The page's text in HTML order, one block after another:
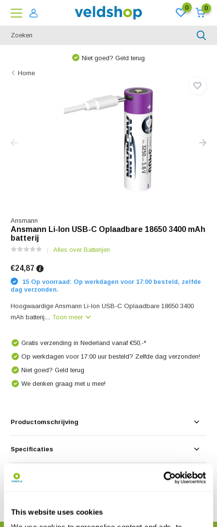
This website uses cookies
0 0
Niet goed? Geld terug
Home
Ansmann
Ansmann Li-Ion USB-C Oplaadbare 18650 3400 mAh
batterij
Alles over Batterijen
€24,87
15 Op voorraad: Op werkdagen voor 17:00 besteld, zelfde
dag verzonden.
Hoogwaardige Ansmann Li-Ion USB-C Oplaadbare 18650 3400
mAh batterij....Toon meer
Gratis verzending in Nederland vanaf €50,-*
Op werkdagen voor 17:00 uur besteld? Zelfde dag verzonden!
Niet goed? Geld terug
We denken graag met u mee!
Productomschrijving
Specificaties
Reviews